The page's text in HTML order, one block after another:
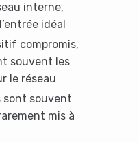
interne,
idéal
compromis,
souvent les
le réseau
sont souvent
mis à